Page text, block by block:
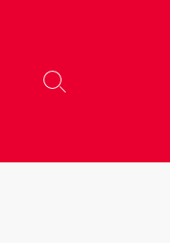
検
替